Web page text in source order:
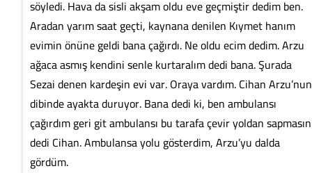
söyledi. Hava da sisli akşam oldu eve geçmiştir dedim ben.
Aradan yarım saat geçti, kaynana denilen Kıymet hanım
evimin önüne geldi bana çağırdı. Ne oldu ecim dedim. Arzu
ağaca asmış kendini senle kurtaralım dedi bana. Şurada
Sezai denen kardeşin evi var. Oraya vardım. Cihan Arzu’nun
dibinde ayakta duruyor. Bana dedi ki, ben ambulansı
çağırdım geri git ambulansı bu tarafa çevir yoldan sapmasın
dedi Cihan. Ambulansa yolu gösterdim, Arzu’yu dalda
gördüm.